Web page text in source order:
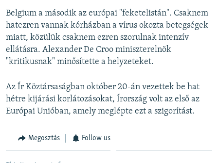
Belgium a második az európai "feketelistán". Csaknem
hatezren vannak kórházban a vírus okozta betegségek
miatt, közülük csaknem ezren szorulnak intenzív
ellátásra. Alexander De Croo miniszterelnök
"kritikusnak" minősítette a helyzeteket.
Az Ír Köztársaságban október 20-án vezettek be hat
hétre kijárási korlátozásokat, Írország volt az első az
Európai Unióban, amely meglépte ezt a szigorítást.
Megosztás Follow us